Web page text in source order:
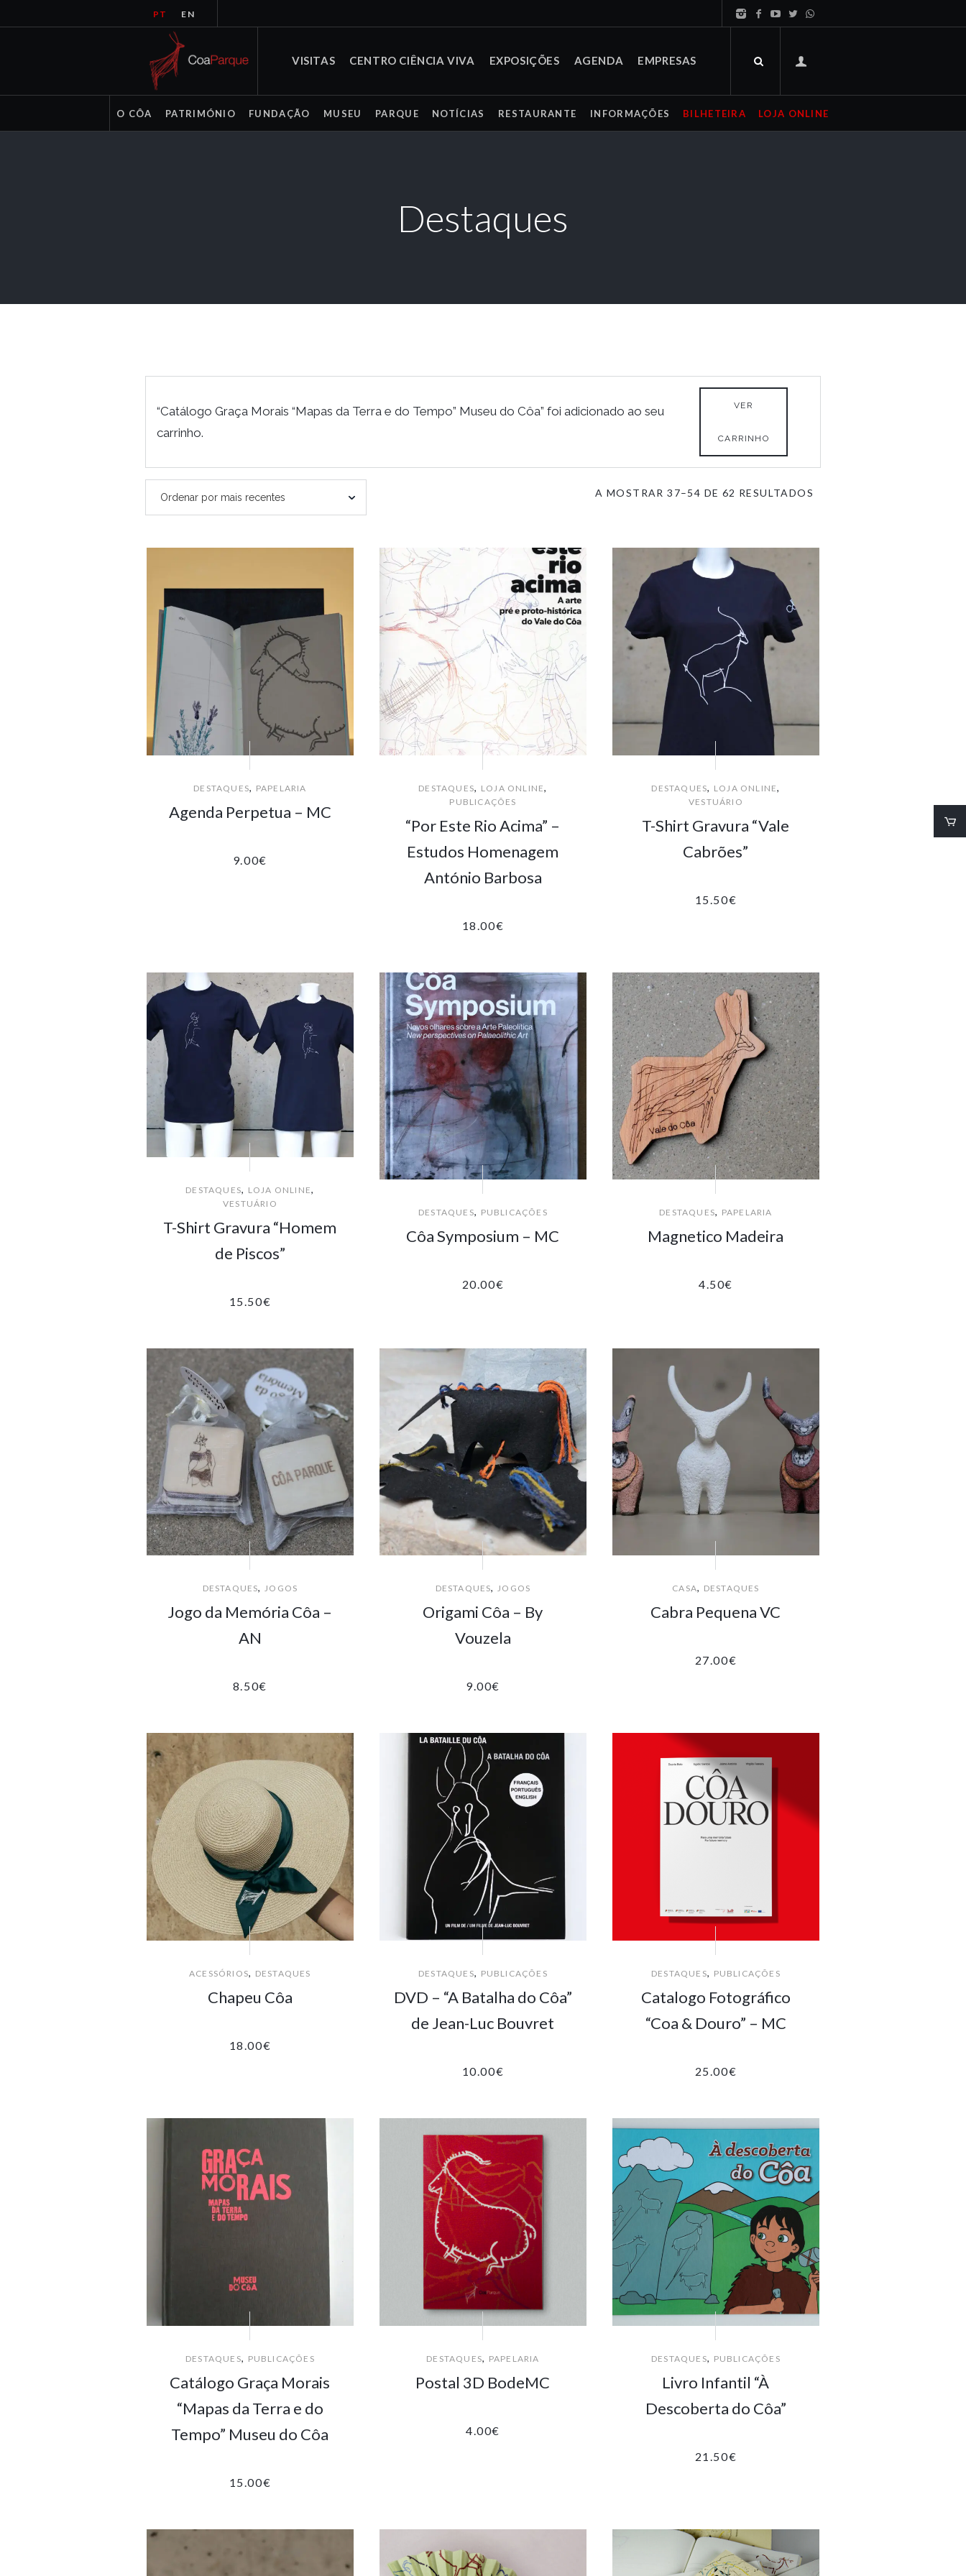
PT EN
VISITAS CENTRO CIÊNCIA VIVA EXPOSIÇÕES AGENDA EMPRESAS
O CÔA PATRIMÓNIO FUNDAÇÃO MUSEU PARQUE NOTÍCIAS RESTAURANTE INFORMAÇÕES BILHETEIRA LOJA ONLINE
Destaques
“Catálogo Graça Morais “Mapas da Terra e do Tempo” Museu do Côa” foi adicionado ao seu
carrinho.
VER
CARRINHO
A MOSTRAR 37–54 DE 62 RESULTADOS
DESTAQUES, PAPELARIA
Agenda Perpetua – MC
9.00€
DESTAQUES, LOJA ONLINE,
PUBLICAÇÕES
“Por Este Rio Acima” –
Estudos Homenagem
António Barbosa
18.00€
DESTAQUES, LOJA ONLINE,
VESTUÁRIO
T-Shirt Gravura “Vale
Cabrões”
15.50€
DESTAQUES, LOJA ONLINE,
VESTUÁRIO
T-Shirt Gravura “Homem
de Piscos”
15.50€
DESTAQUES, PUBLICAÇÕES
Côa Symposium – MC
20.00€
DESTAQUES, PAPELARIA
Magnetico Madeira
4.50€
DESTAQUES, JOGOS
Jogo da Memória Côa –
AN
8.50€
DESTAQUES, JOGOS
Origami Côa – By
Vouzela
9.00€
CASA, DESTAQUES
Cabra Pequena VC
27.00€
ACESSÓRIOS, DESTAQUES
Chapeu Côa
18.00€
DESTAQUES, PUBLICAÇÕES
DVD – “A Batalha do Côa”
de Jean-Luc Bouvret
10.00€
DESTAQUES, PUBLICAÇÕES
Catalogo Fotográfico
“Coa & Douro” – MC
25.00€
DESTAQUES, PUBLICAÇÕES
Catálogo Graça Morais
“Mapas da Terra e do
Tempo” Museu do Côa
15.00€
DESTAQUES, PAPELARIA
Postal 3D BodeMC
4.00€
DESTAQUES, PUBLICAÇÕES
Livro Infantil “À
Descoberta do Côa”
21.50€